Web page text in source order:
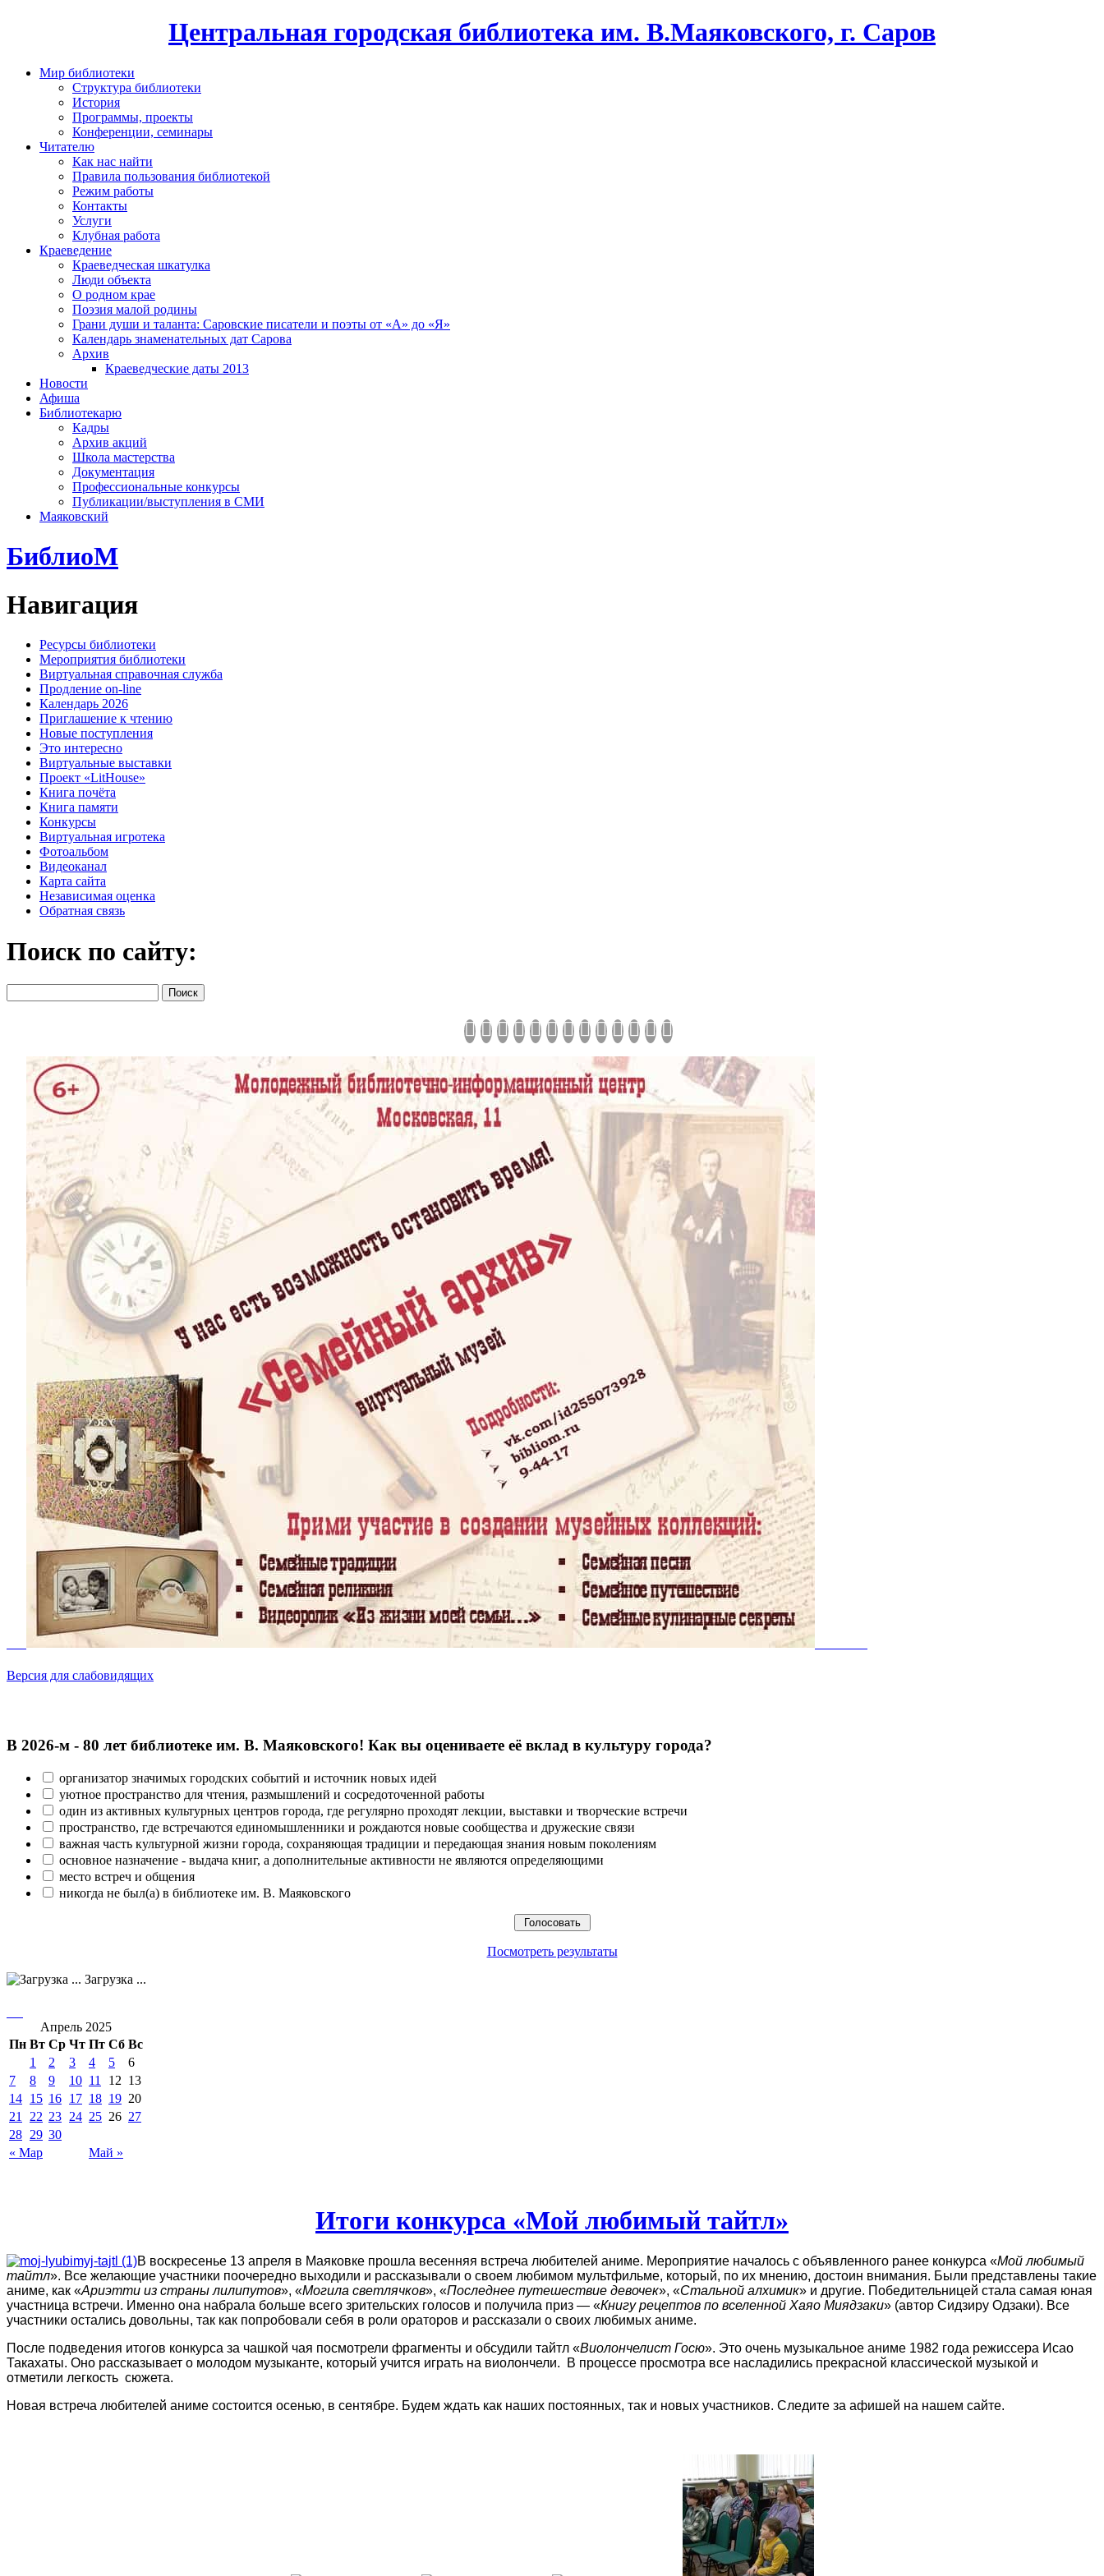
Центральная городская библиотека им. В.Маяковского, г. Саров
Мир библиотеки
Структура библиотеки
История
Программы, проекты
Конференции, семинары
Читателю
Как нас найти
Правила пользования библиотекой
Режим работы
Контакты
Услуги
Клубная работа
Краеведение
Краеведческая шкатулка
Люди объекта
О родном крае
Поэзия малой родины
Грани души и таланта: Саровские писатели и поэты от «А» до «Я»
Календарь знаменательных дат Сарова
Архив
Краеведческие даты 2013
Новости
Афиша
Библиотекарю
Кадры
Архив акций
Школа мастерства
Документация
Профессиональные конкурсы
Публикации/выступления в СМИ
Маяковский
БиблиоМ
Навигация
Ресурсы библиотеки
Мероприятия библиотеки
Виртуальная справочная служба
Продление on-line
Календарь 2026
Приглашение к чтению
Новые поступления
Это интересно
Виртуальные выставки
Проект «LitHouse»
Книга почёта
Книга памяти
Конкурсы
Виртуальная игротека
Фотоальбом
Видеоканал
Карта сайта
Независимая оценка
Обратная связь
Поиск по сайту:
Версия для слабовидящих
В 2026‑м - 80 лет библиотеке им. В. Маяковского! Как вы оцениваете её вклад в культуру города?
организатор значимых городских событий и источник новых идей
уютное пространство для чтения, размышлений и сосредоточенной работы
один из активных культурных центров города, где регулярно проходят лекции, выставки и творческие встречи
пространство, где встречаются единомышленники и рождаются новые сообщества и дружеские связи
важная часть культурной жизни города, сохраняющая традиции и передающая знания новым поколениям
основное назначение - выдача книг, а дополнительные активности не являются определяющими
место встреч и общения
никогда не был(а) в библиотеке им. В. Маяковского
Посмотреть результаты
Загрузка ...
Апрель 2025
Пн Вт Ср Чт Пт Сб Вс
« Мар Май »
1 2 3 4 5
6
7
8 9 10 11 12 13
14 15 16 17 18 19 20
21
22 23 24 25 26 27
28 29 30
Итоги конкурса «Мой любимый тайтл»
В воскресенье 13 апреля в Маяковке прошла весенняя встреча любителей аниме. Мероприятие началось с объявленного ранее конкурса «Мой любимый
тайтл». Все желающие участники поочередно выходили и рассказывали о своем любимом мультфильме, который, по их мнению, достоин внимания. Были представлены такие
аниме, как «Ариэтти из страны лилипутов», «Могила светлячков», «Последнее путешествие девочек», «Стальной алхимик» и другие. Победительницей стала самая юная
участница встречи. Именно она набрала больше всего зрительских голосов и получила приз — «Книгу рецептов по вселенной Хаяо Миядзаки» (автор Сидзиру Одзаки). Все
участники остались довольны, так как попробовали себя в роли ораторов и рассказали о своих любимых аниме.
После подведения итогов конкурса за чашкой чая посмотрели фрагменты и обсудили тайтл «Виолончелист Госю». Это очень музыкальное аниме 1982 года режиссера Исао
Такахаты. Оно рассказывает о молодом музыканте, который учится играть на виолончели. В процессе просмотра все насладились прекрасной классической музыкой и
отметили легкость сюжета.
Новая встреча любителей аниме состоится осенью, в сентябре. Будем ждать как наших постоянных, так и новых участников. Следите за афишей на нашем сайте.